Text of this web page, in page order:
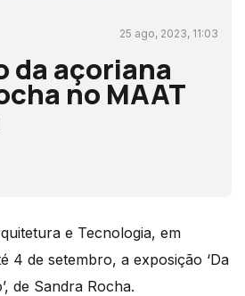
25 ago, 2023, 11:03
da açoriana
no MAAT
e Tecnologia, em
4 de setembro, a exposição ‘Da
de Sandra Rocha.